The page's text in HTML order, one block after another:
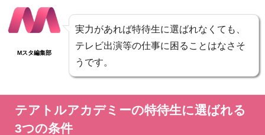
Mスタ編集部
実力があれば特待生に選ばれなくても、
テレビ出演等の仕事に困ることはなさそ
うです。
テアトルアカデミーの特待生に選ばれる
3つの条件